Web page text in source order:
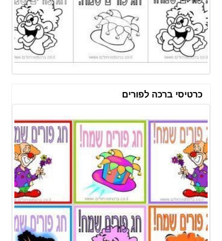
כרטיסי ברכה לפורים